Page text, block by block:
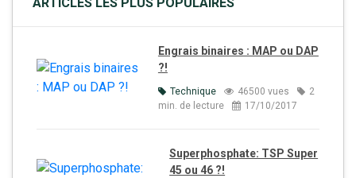
Engrais binaires : MAP ou DAP
?!
Technique 46500 vues
2
min. de lecture
17/10/2017
Superphosphate: TSP Super
45 ou 46 ?!